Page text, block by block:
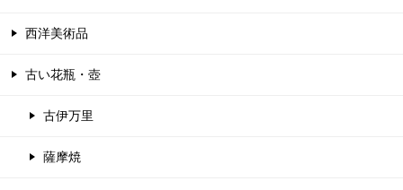
西洋美術品
古い花瓶・壺
古伊万里
薩摩焼